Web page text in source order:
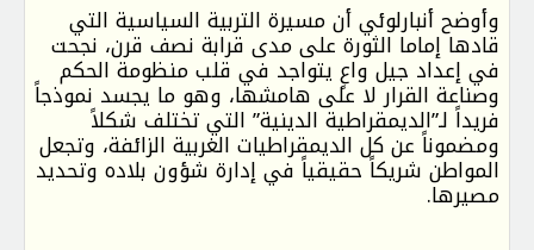
وأوضح أنبارلوئي أن مسيرة التربية السياسية التي
قادها إماما الثورة على مدى قرابة نصف قرن، نجحت
في إعداد جيل واعٍ يتواجد في قلب منظومة الحكم
وصناعة القرار لا على هامشها، وهو ما يجسد نموذجاً
فريداً لـ”الديمقراطية الدينية” التي تختلف شكلاً
ومضموناً عن كل الديمقراطيات الغربية الزائفة، وتجعل
المواطن شريكاً حقيقياً في إدارة شؤون بلاده وتحديد
مصيرها.